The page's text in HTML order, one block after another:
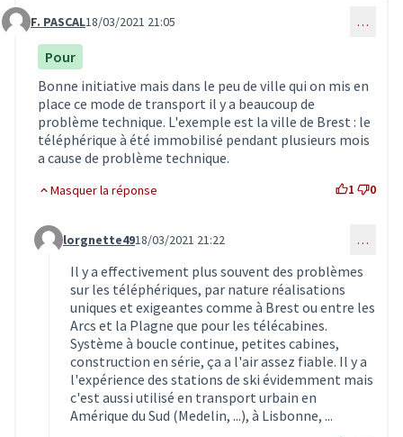
Commentaire 2941
F. PASCAL18/03/2021 21:05 …
Pour
Bonne initiative mais dans le peu de ville qui on mis en
place ce mode de transport il y a beaucoup de
problème technique. L'exemple est la ville de Brest : le
téléphérique à été immobilisé pendant plusieurs mois
a cause de problème technique.
Masquer la réponse 1 0
Commentaire 2943 (réponse au commentaire 2941)
lorgnette4918/03/2021 21:22 …
Il y a effectivement plus souvent des problèmes
sur les téléphériques, par nature réalisations
uniques et exigeantes comme à Brest ou entre les
Arcs et la Plagne que pour les télécabines.
Système à boucle continue, petites cabines,
construction en série, ça a l'air assez fiable. Il y a
l'expérience des stations de ski évidemment mais
c'est aussi utilisé en transport urbain en
Amérique du Sud (Medelin, ...), à Lisbonne, ...